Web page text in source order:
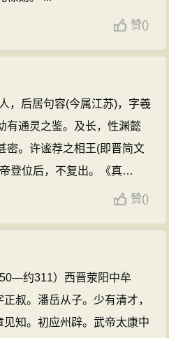
赞()
，后居句容(今属江苏)，字羲
有通灵之鉴。及长，性渊懿
密。许谧荐之相王(即晋简文
登位后，不复出。《真
为上清派创始人之一。永和
大量道经秘笈。宋宣和年间
。 ...
赞()
约311）西晋荥阳中牟
正叔。潘岳从子。少有清才，
见知。初应州辟。武帝太康中